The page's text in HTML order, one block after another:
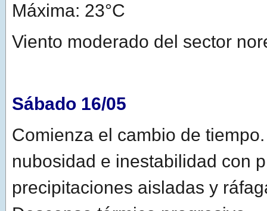
Máxima: 23°C
Viento moderado del sector
Sábado 16/05
Comienza el cambio de
nubosidad e inestabilidad con
precipitaciones aisladas y